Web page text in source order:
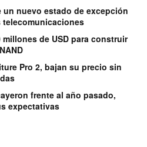
nuevo estado de excepción
de USD para construir
Pro 2, bajan su precio sin
frente al año pasado,
expectativas